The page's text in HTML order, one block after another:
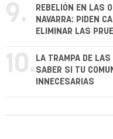
9.
REBELIÓN EN LAS
NAVARRA: PIDEN
ELIMINAR LAS
10. LA TRAMPA DE LAS
SABER SI TU
INNECESARIAS